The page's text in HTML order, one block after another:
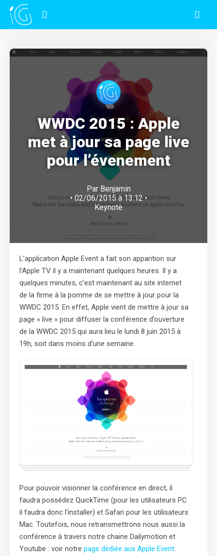
WWDC 2015 : Apple
met à jour sa page live
pour l’évenement
Par Benjamin
• 02/06/2015 à 13:12 •
Keynote
L’application Apple Event a fait son apparition sur
l’Apple TV il y a maintenant quelques heures. Il y a
quelques minutes, c’est maintenant au site internet
de la firme à la pomme de se mettre à jour pour la
WWDC 2015. En effet, Apple vient de mettre à jour sa
page « live » pour diffuser la conférence d’ouverture
de la WWDC 2015 qui aura lieu le lundi 8 juin 2015 à
19h, soit dans moins d’une semaine.
Pour pouvoir visionner la conférence en direct, il
faudra possédez QuickTime (pour les utilisateurs PC
il faudra donc l’installer) et Safari pour les utilisateurs
Mac. Toutefois, nous retransmettrons nous aussi la
conférence à travers notre chaine Dailymotion et
Youtube : voir notre page dédiée aux Apple Event.